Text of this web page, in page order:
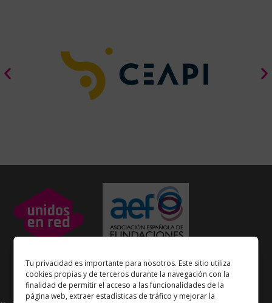
Tu privacidad es importante para nosotros. Este sitio utiliza
cookies propias y de terceros durante la navegación con la
finalidad de permitir el acceso a las funcionalidades de la
página web, extraer estadísticas de tráfico y mejorar la
Enlaces de interés
de laAsociación Española de Fundaciones